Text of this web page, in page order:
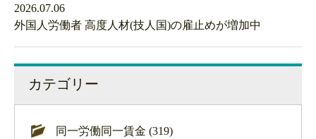
2026.07.06
外国人労働者 高度人材(技人国)の雇止めが増加中
カテゴリー
同一労働同一賃金 (319)